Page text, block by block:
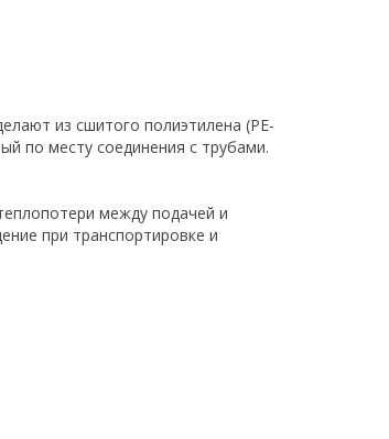
из сшитого полиэтилена (PE-
по месту соединения с трубами.
между подачей и
при транспортировке и